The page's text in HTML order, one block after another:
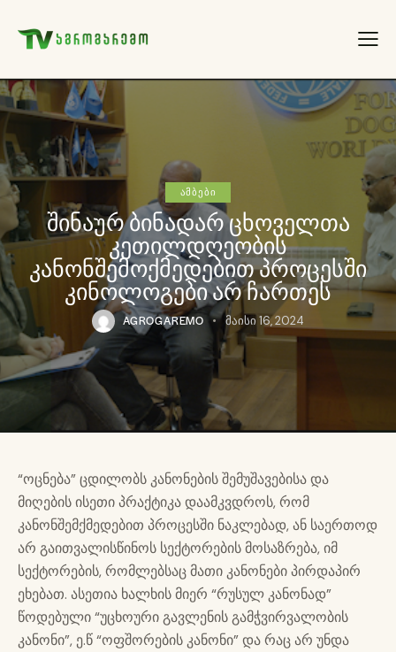
ᲐᲛᲑᲔᲑᲘ
შინაურ ბინადარ ცხოველთა
კეთილდღეობის
კანონშემოქმედებით პროცესში
კინოლოგები არ ჩართეს
AGROGAREMO მაისი 16, 2024
“ოცნება” ცდილობს კანონების შემუშავებისა და
მიღების ისეთი პრაქტიკა დაამკვდროს, რომ
კანონშემქმედებით პროცესში ნაკლებად, ან საერთოდ
არ გაითვალისწინოს სექტორების მოსაზრება, იმ
სექტორების, რომლებსაც მათი კანონები პირდაპირ
ეხებათ. ასეთია ხალხის მიერ “რუსულ კანონად”
წოდებული “უცხოური გავლენის გამჭვირვალობის
კანონი”, ე.წ “ოფშორების კანონი” და რაც არ უნდა